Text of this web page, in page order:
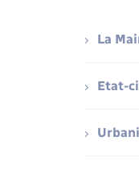
La
Etat-